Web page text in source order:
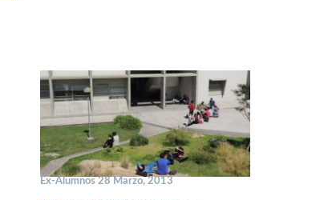
Ex-Alumnos 28 Marzo, 2013